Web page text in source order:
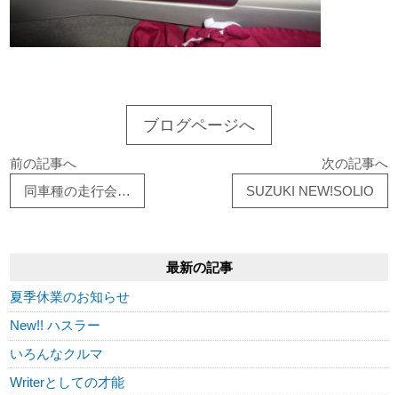
ブログページへ
前の記事へ
同車種の走行会…
次の記事へ
SUZUKI NEW!SOLIO
最新の記事
夏季休業のお知らせ
New!! ハスラー
いろんなクルマ
Writerとしての才能